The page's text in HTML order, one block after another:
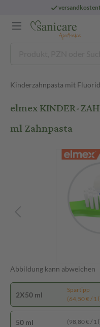
Kinderzahnpasta mit Fluorid
elmex KINDER-
ml Zahnpasta
Abbildung kann abweichen
2X50 ml
Spartipp
(64,50 € / 1
50 ml (98,80 € / 1